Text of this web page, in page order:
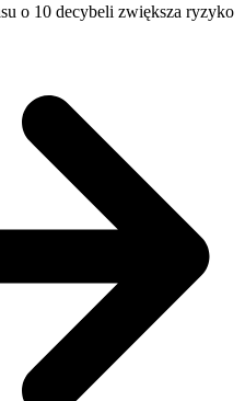
o 10 decybeli zwiększa ryzyko